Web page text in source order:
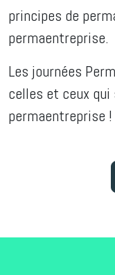
principes de
permaentreprise.
Les journées
celles et ceux
permaentreprise !